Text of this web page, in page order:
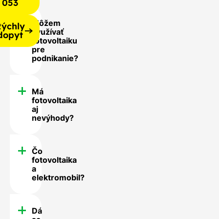
Môžem
využívať
fotovoltaiku
pre
podnikanie?
Má
fotovoltaika
aj
nevýhody?
Čo
fotovoltaika
a
elektromobil?
Dá
053